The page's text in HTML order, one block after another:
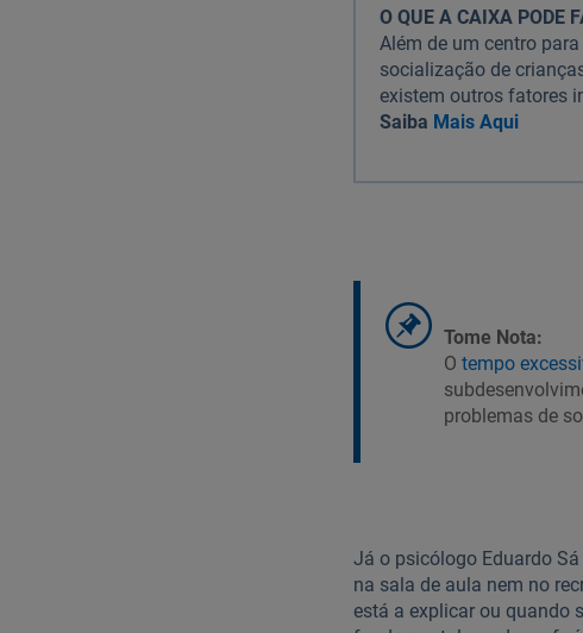
O QUE A CAIXA PODE
Além de um centro
socialização de
existem outros fatores
Saiba Mais Aqui
Tome Nota:
O tempo
problemas de
Já o psicólogo Eduardo
na sala de aula nem no
está a explicar ou quando